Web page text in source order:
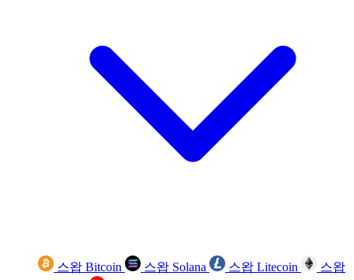
스왑 Bitcoin 스왑 Solana 스왑 Litecoin
스왑